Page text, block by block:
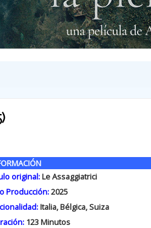
original:Le Assaggiatrici
Producción:2025
Italia, Bélgica, Suiza
123Minutos